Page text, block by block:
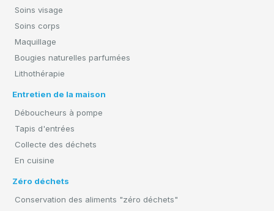
Soins visage
Soins corps
Maquillage
Bougies naturelles parfumées
Lithothérapie
Entretien de la maison
Déboucheurs à pompe
Tapis d'entrées
Collecte des déchets
En cuisine
Zéro déchets
Conservation des aliments "zéro déchets"